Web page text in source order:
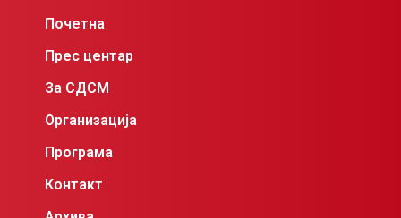
Почетна
Прес центар
За СДСМ
Организација
Програма
Контакт